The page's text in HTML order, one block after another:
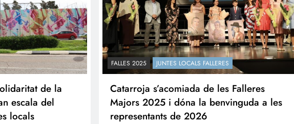
de la
escala del
locals
FALLES 2025 JUNTES LOCALS FALLERES
Catarroja s’acomiada de les Falleres
Majors 2025 i dóna la benvinguda a les
representants de 2026